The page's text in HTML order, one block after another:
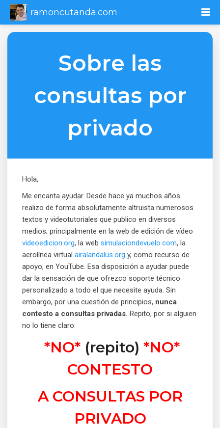
ramoncutanda.com
Sobre las
consultas por
privado
Hola,
Me encanta ayudar. Desde hace ya muchos años
realizo de forma absolutamente altruista numerosos
textos y videotutoriales que publico en diversos
medios; principalmente en la web de edición de vídeo
videoedicion.org, la web simulaciondevuelo.com, la
aerolínea virtual airalandalus.org y, como recurso de
apoyo, en YouTube. Esa disposición a ayudar puede
dar la sensación de que ofrezco soporte técnico
personalizado a todo el que necesite ayuda. Sin
embargo, por una cuestión de principios, nunca
contesto a consultas privadas. Repito, por si alguien
no lo tiene claro:
*NO* (repito) *NO*
CONTESTO
A CONSULTAS POR
PRIVADO